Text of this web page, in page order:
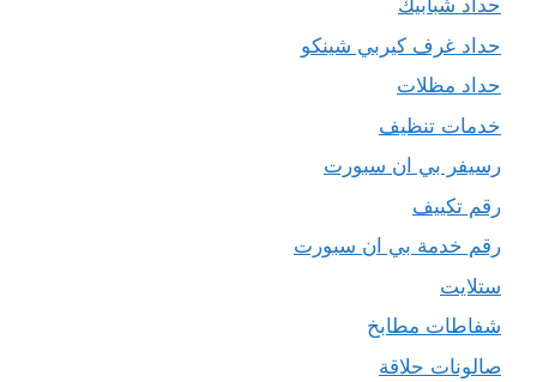
حداد شبابيك
حداد غرف كيربي شينكو
حداد مظلات
خدمات تنظيف
رسيفر بي ان سبورت
رقم تكييف
رقم خدمة بي ان سبورت
ستلايت
شفاطات مطابخ
صالونات حلاقة